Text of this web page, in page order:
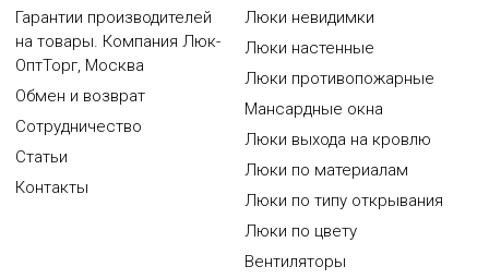
Гарантии производителей
на товары. Компания Люк-
ОптТорг, Москва
Обмен и возврат
Сотрудничество
Статьи
Контакты
Люки невидимки
Люки настенные
Люки противопожарные
Мансардные окна
Люки выхода на кровлю
Люки по материалам
Люки по типу открывания
Люки по цвету
Вентиляторы